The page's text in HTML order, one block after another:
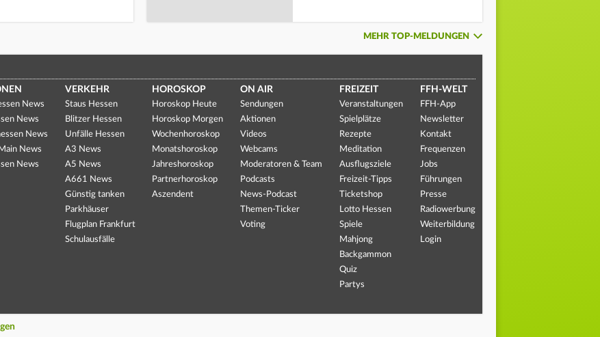
MEHR TOP-MELDUNGEN
News
News
News
News
News
VERKEHR
Staus Hessen
Blitzer Hessen
Unfälle Hessen
A3 News
A5 News
A661 News
Günstig tanken
Parkhäuser
Flugplan Frankfurt
Schulausfälle
HOROSKOP
Horoskop Heute
Horoskop Morgen
Wochenhoroskop
Monatshoroskop
Jahreshoroskop
Partnerhoroskop
Aszendent
ON AIR
Sendungen
Aktionen
Videos
Webcams
Moderatoren & Team
Podcasts
News-Podcast
Themen-Ticker
Voting
FREIZEIT
Veranstaltungen
Spielplätze
Rezepte
Meditation
Ausflugsziele
Freizeit-Tipps
Ticketshop
Lotto Hessen
Spiele
Mahjong
Backgammon
Quiz
Partys
FFH-WELT
FFH-App
Newsletter
Kontakt
Frequenzen
Jobs
Führungen
Presse
Radiowerbung
Weiterbildung
Login